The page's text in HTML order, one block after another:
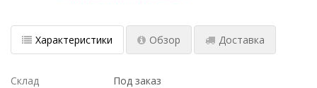
Характеристики Обзор Доставка
Склад
Под заказ